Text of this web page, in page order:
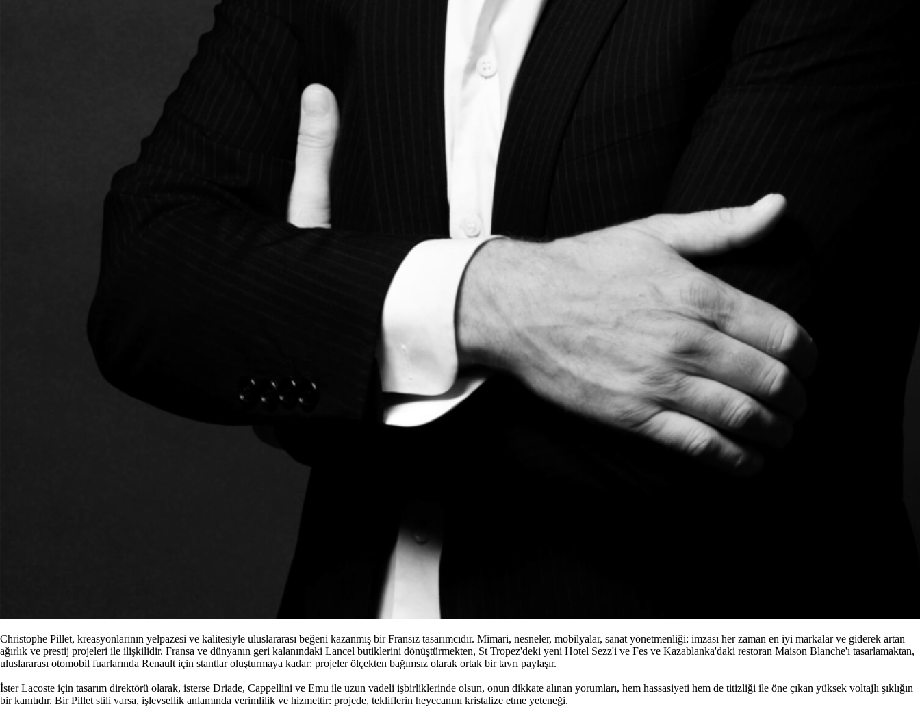
Christophe Pillet, kreasyonlarının yelpazesi ve kalitesiyle uluslararası beğeni kazanmış bir Fransız tasarımcıdır. Mimari, nesneler, mobilyalar, sanat yönetmenliği: imzası her zaman en iyi markalar ve giderek artan
ağırlık ve prestij projeleri ile ilişkilidir. Fransa ve dünyanın geri kalanındaki Lancel butiklerini dönüştürmekten, St Tropez'deki yeni Hotel Sezz'i ve Fes ve Kazablanka'daki restoran Maison Blanche'ı tasarlamaktan,
uluslararası otomobil fuarlarında Renault için stantlar oluşturmaya kadar: projeler ölçekten bağımsız olarak ortak bir tavrı paylaşır.
İster Lacoste için tasarım direktörü olarak, isterse Driade, Cappellini ve Emu ile uzun vadeli işbirliklerinde olsun, onun dikkate alınan yorumları, hem hassasiyeti hem de titizliği ile öne çıkan yüksek voltajlı şıklığın
bir kanıtıdır. Bir Pillet stili varsa, işlevsellik anlamında verimlilik ve hizmettir: projede, tekliflerin heyecanını kristalize etme yeteneği.